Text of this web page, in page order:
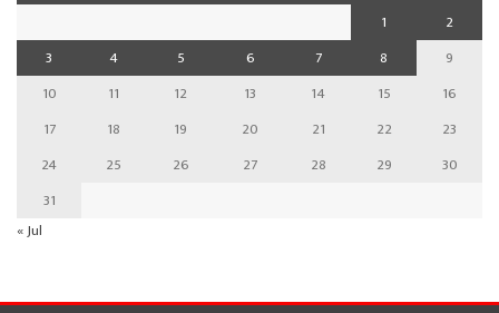
1
2
3
4 5 6 7 8
9
10
11 12 13 14 15
16
17
18 19 20 21 22
23
24
25 26 27 28 29
30
31
« Jul